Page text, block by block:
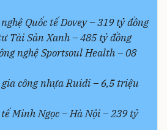
Quốc tế Dovey – 319 tỷ đồng
Tài Sản Xanh – 485 tỷ đồng
nghệ Sportsoul Health – 08
công nhựa Ruidi – 6,5 triệu
Minh Ngọc – Hà Nội – 239 tỷ